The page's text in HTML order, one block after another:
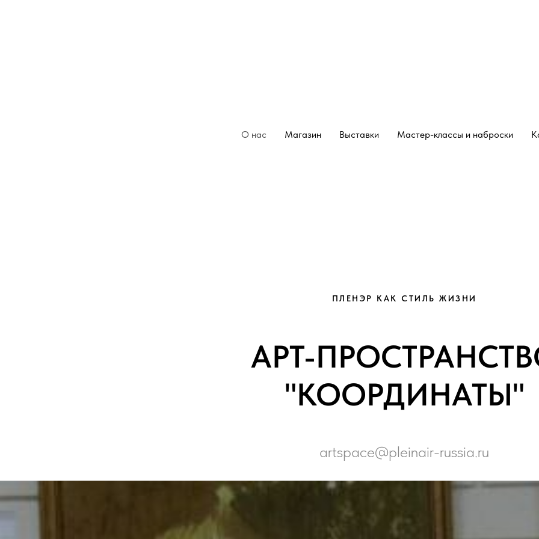
О нас Магазин Выставки Мастер-классы и наброски
ПЛЕНЭР КАК СТИЛЬ ЖИЗНИ
АРТ-
"КООРДИНАТЫ"
artspace@pleinair-russia.ru